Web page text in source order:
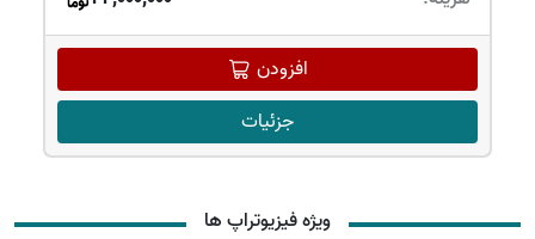
افزودن
جزئیات
ویژه فیزیوتراپ ها